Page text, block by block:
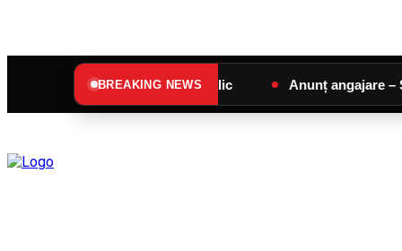
BREAKING NEWS
Anunț de interes public Anunț angajare – SC